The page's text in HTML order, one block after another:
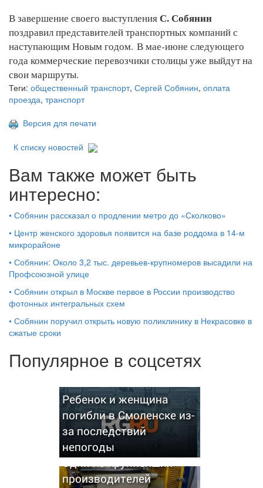
В завершение своего выступленияС. Собянин
поздравил представителей транспортных компаний с
наступающим Новым годом. В мае-июне следующего
года коммерческие перевозчики столицы уже выйдут на
свои маршруты.
Теги: общественный транспорт, Сергей Собянин, оплата
проезда, транспорт
Версия для печати
К списку новостей
Вам также может быть
интересно:
• Собянин рассказал о продлении метро до «Сколково»
• Центр женского здоровья появится на базе роддома в 14-м
микрорайоне
• Собянин: Около 3,2 тыс. деревьев-крупномеров высадили на
Профсоюзной улице
• Собянин открыл в Москве первое в России производство
фотонных интегральных схем
• Собянин поручил открыть новую поликлинику в Некрасовке в
сжатые сроки
Популярное в соцсетях
Ребенок и женщина
погибли в Смоленске из-
за последствий
непогоды
Один из крупнейших
производителей